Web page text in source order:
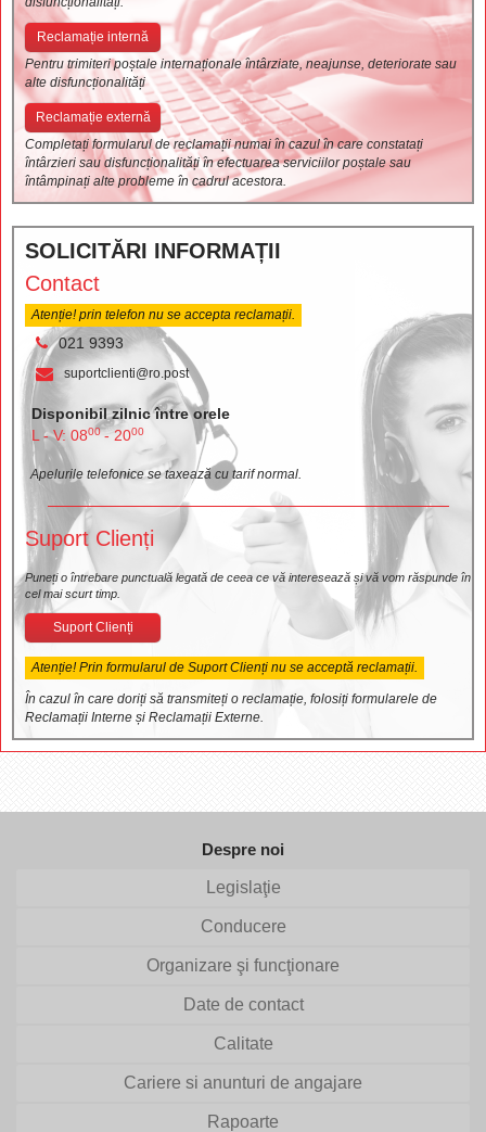
Reclamație internă
Pentru trimiteri poștale internaționale întârziate, neajunse, deteriorate sau
alte disfuncționalități
Reclamație externă
Completați formularul de reclamații numai în cazul în care constatați
întârzieri sau disfuncționalități în efectuarea serviciilor poștale sau
întâmpinați alte probleme în cadrul acestora.
SOLICITĂRI INFORMAȚII
Contact
Atenție! prin telefon nu se accepta reclamații.
021 9393
suportclienti@ro.post
Disponibil zilnic între orele
L - V: 0800- 2000
Apelurile telefonice se taxează cu tarif normal.
Suport Clienți
Puneți o întrebare punctuală legată de ceea ce vă interesează și vă vom răspunde în
cel mai scurt timp.
Suport Clienți
Atenție! Prin formularul de Suport Clienți nu se acceptă reclamații.
În cazul în care doriți să transmiteți o reclamație, folosiți formularele de
Reclamații Interne și Reclamații Externe.
Despre noi
Legislaţie
Conducere
Organizare şi funcţionare
Date de contact
Calitate
Cariere si anunturi de angajare
Rapoarte